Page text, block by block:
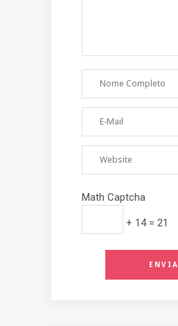
Math Captcha
+ 14 = 21